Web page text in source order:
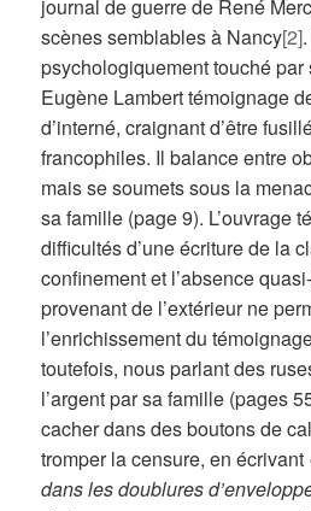
journal de guerre de René
scènes semblables à Nancy[2]
psychologiquement touché par
Eugène Lambert témoignage
d’interné, craignant d’être
francophiles. Il balance entre
mais se soumets sous la
sa famille (page 9). L’ouvrage
difficultés d’une écriture de la
confinement et l’absence
provenant de l’extérieur ne
l’enrichissement du
toutefois, nous parlant des
l’argent par sa famille (pages
cacher dans des boutons de
tromper la censure, en
dans les doublures